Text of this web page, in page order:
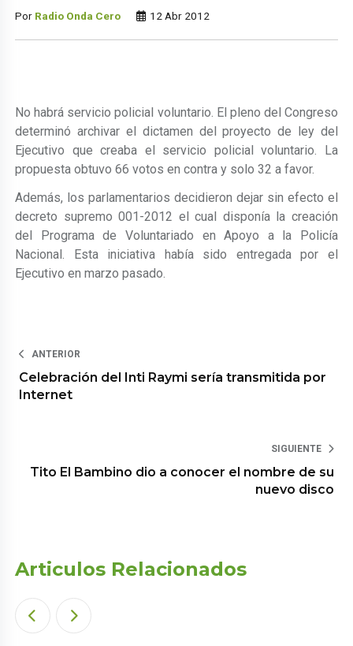
Por Radio Onda Cero 12 Abr 2012
No habrá servicio policial voluntario. El pleno del Congreso
determinó archivar el dictamen del proyecto de ley del
Ejecutivo que creaba el servicio policial voluntario. La
propuesta obtuvo 66 votos en contra y solo 32 a favor.
Además, los parlamentarios decidieron dejar sin efecto el
decreto supremo 001-2012 el cual disponía la creación
del Programa de Voluntariado en Apoyo a la Policía
Nacional. Esta iniciativa había sido entregada por el
Ejecutivo en marzo pasado.
ANTERIOR
Celebración del Inti Raymi sería transmitida por
Internet
SIGUIENTE
Tito El Bambino dio a conocer el nombre de su
nuevo disco
Articulos Relacionados